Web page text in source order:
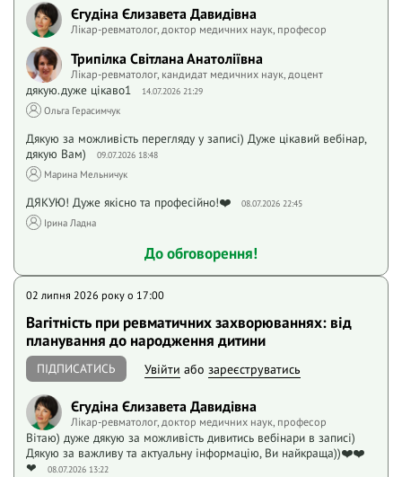
Єгудіна Єлизавета Давидівна
Лікар-ревматолог, доктор медичних наук, професор
Трипілка Світлана Анатоліївна
Лікар-ревматолог, кандидат медичних наук, доцент
дякую.дуже цікаво1 14.07.2026 21:29
Ольга Герасимчук
Дякую за можливість перегляду у записі) Дуже цікавий вебінар,
дякую Вам)
09.07.2026 18:48
Марина Мельничук
ДЯКУЮ! Дуже якісно та професійно!❤️ 08.07.2026 22:45
Iрина Ладна
До обговорення!
02 липня 2026 року o 17:00
Вагітність при ревматичних захворюваннях: від
планування до народження дитини
ПІДПИСАТИСЬ Увійти або зареєструватись
Єгудіна Єлизавета Давидівна
Лікар-ревматолог, доктор медичних наук, професор
Вітаю) дуже дякую за можливість дивитись вебінари в записі)
Дякую за важливу та актуальну інформацію, Ви найкраща))❤️❤️
❤
08.07.2026 13:22